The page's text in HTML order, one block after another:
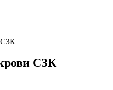
СЗК
СЗК